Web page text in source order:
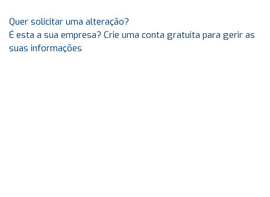
Quer solicitar uma alteração?
É esta a sua empresa? Crie uma conta gratuita para gerir as
suas informações